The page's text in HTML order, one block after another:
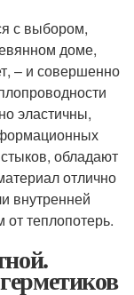
с выбором,
доме,
– и совершенно
эластичны,
обладают
отлично
внутренней
от теплопотерь.